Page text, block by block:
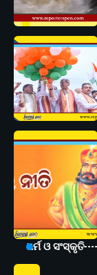
ଧର୍ମ ଓ ସଂସ୍କୃତି